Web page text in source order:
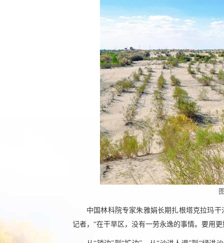
中国林科院专家朱雅娟长期扎根塔克拉玛
记者，“在干旱区，没有一劳永逸的事情。要用